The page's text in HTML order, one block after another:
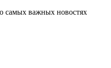
самых важных новостях